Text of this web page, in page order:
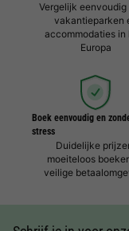
Vergelijk eenvoudig
vakantieparken
accommodaties in
Europa
Boek eenvoudig en
stress
Duidelijke
moeiteloos
veilige